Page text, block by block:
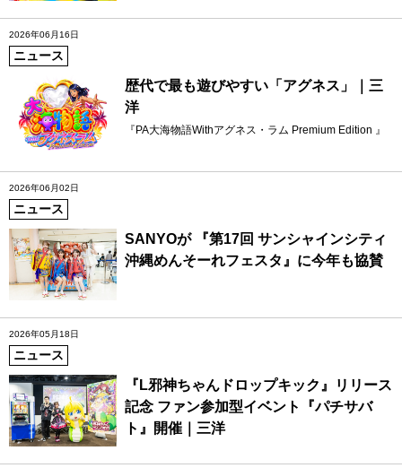
2026年06月16日
ニュース
歴代で最も遊びやすい「アグネス」｜三
洋
『PA大海物語Withアグネス・ラム Premium Edition 』
2026年06月02日
ニュース
SANYOが 『第17回 サンシャインシティ
沖縄めんそーれフェスタ』に今年も協賛
2026年05月18日
ニュース
『L邪神ちゃんドロップキック』リリース
記念 ファン参加型イベント『パチサバ
ト』開催｜三洋